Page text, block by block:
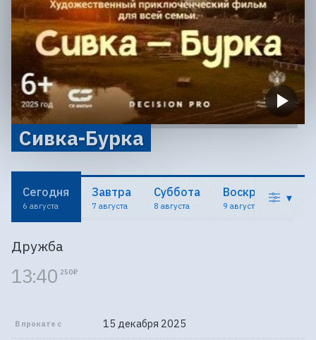
Сивка-Бурка
Сегодня
6 августа
Завтра
7 августа
Суббота
8 августа
Воскресенье
9 августа
▾
Дружба
13:40 250 ₽
В прокате с 15 декабря 2025